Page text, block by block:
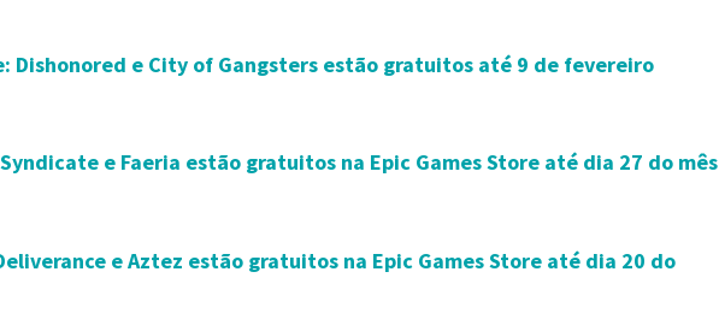
Dishonored e City of Gangsters estão gratuitos até 9 de fevereiro
Syndicate e Faeria estão gratuitos na Epic Games Store até dia 27 do mês
e Aztez estão gratuitos na Epic Games Store até dia 20 do